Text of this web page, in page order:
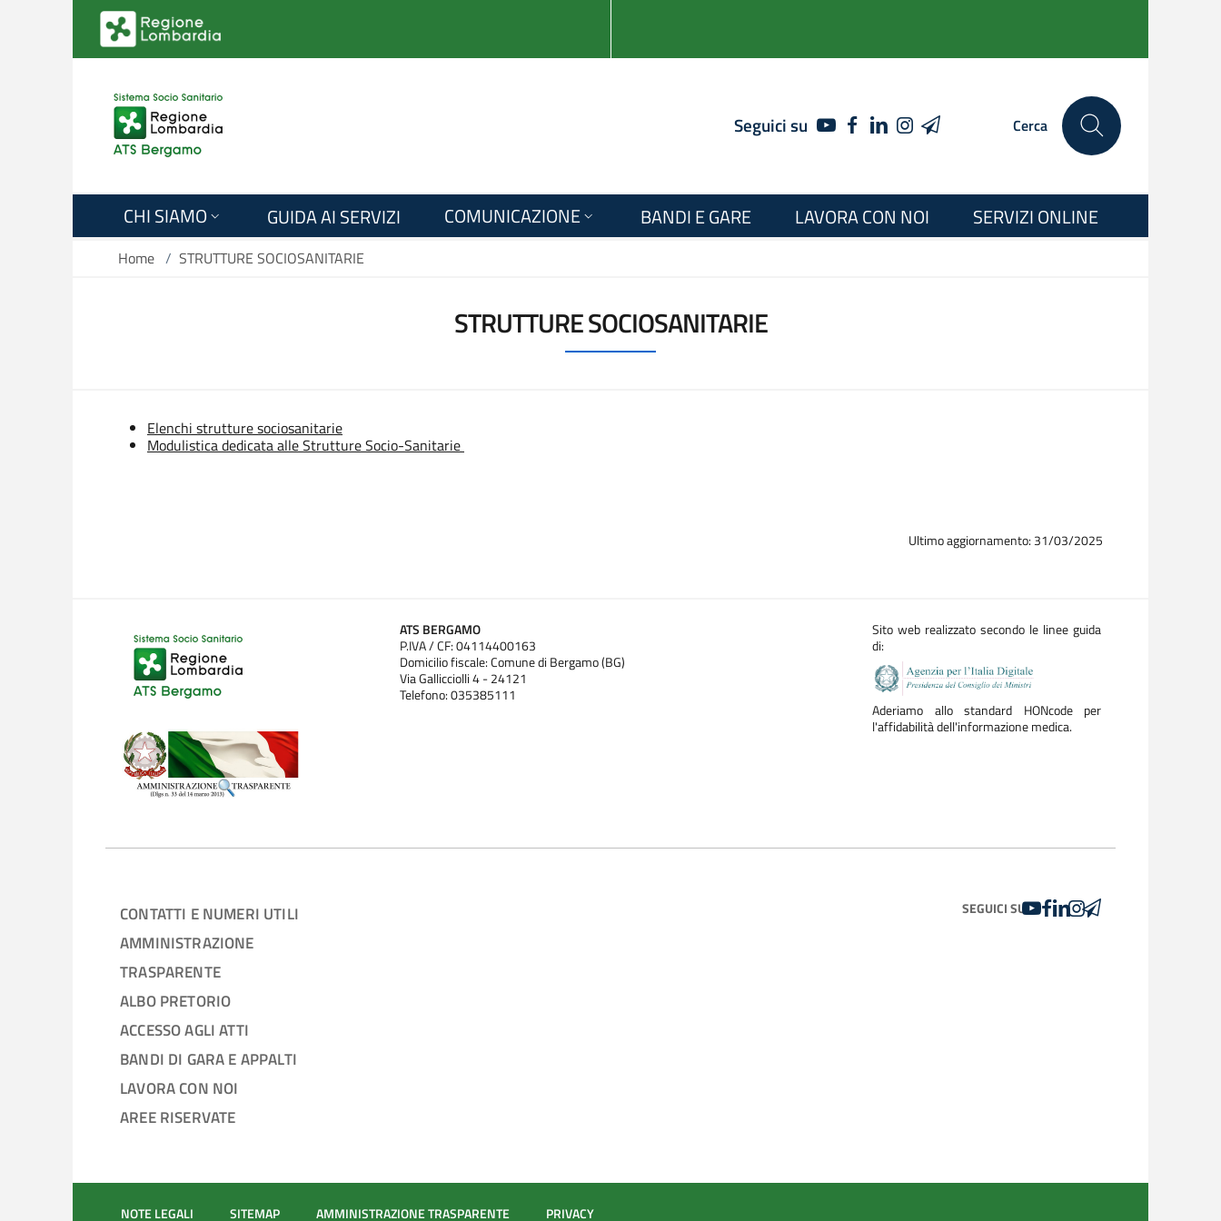
Salta al contenuto principale
Seguici su YOUTUBEFACEBOOK
LINKEDIN
INSTAGRAM
TELEGRAM Cerca
CHI SIAMO GUIDA AI SERVIZI COMUNICAZIONE BANDI E GARE LAVORA CON NOI SERVIZI ONLINE
Home / STRUTTURE SOCIOSANITARIE
STRUTTURE SOCIOSANITARIE
Elenchi strutture sociosanitarie
Modulistica dedicata alle Strutture Socio-Sanitarie
Ultimo aggiornamento: 31/03/2025
ATS BERGAMO
P.IVA / CF: 04114400163
Domicilio fiscale: Comune di Bergamo (BG)
Via Gallicciolli 4 - 24121
Telefono: 035385111
Sito web realizzato secondo le linee guida
di:
Aderiamo allo standard HONcode per
l'affidabilità dell'informazione medica.
CONTATTI E NUMERI UTILI
AMMINISTRAZIONE
TRASPARENTE
ALBO PRETORIO
ACCESSO AGLI ATTI
BANDI DI GARA E APPALTI
LAVORA CON NOI
AREE RISERVATE
SEGUICI SUYOUTUBE
FACEBOOK
LINKEDIN
INSTAGRAM
TELEGRAM
NOTE LEGALI SITEMAP AMMINISTRAZIONE TRASPARENTE PRIVACY